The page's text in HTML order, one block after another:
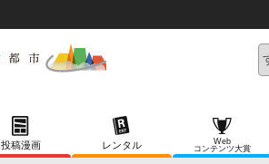
投稿漫画 レンタル
Web
コンテンツ大賞